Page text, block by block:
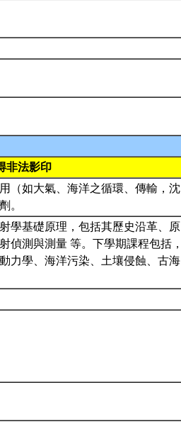
非法影印
（如大氣、海洋之循環、傳輸，沈
。
學基礎原理，包括其歷史沿革、原
偵測與測量 等。下學期課程包括，
力學、海洋污染、土壤侵蝕、古海